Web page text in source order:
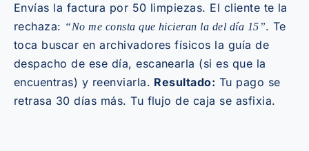
Envías la factura por 50 limpiezas. El cliente te la
rechaza: “No me consta que hicieran la del día 15”. Te
toca buscar en archivadores físicos la guía de
despacho de ese día, escanearla (si es que la
encuentras) y reenviarla. Resultado: Tu pago se
retrasa 30 días más. Tu flujo de caja se asfixia.